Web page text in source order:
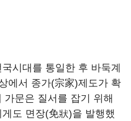
시대를 통일한 후 바둑계
에서 종가(宗家)제도가 확
문은 질서를 잡기 위해
도 면장(免狀)을 발행했